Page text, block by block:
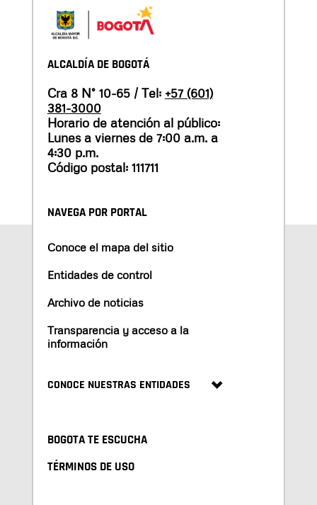
ALCALDÍA DE BOGOTÁ
Cra 8 N° 10-65 / Tel: +57 (601)
381-3000
Horario de atención al público:
Lunes a viernes de 7:00 a.m. a
4:30 p.m.
Código postal: 111711
NAVEGA POR PORTAL
Conoce el mapa del sitio
Entidades de control
Archivo de noticias
Transparencia y acceso a la
información
CONOCE NUESTRAS ENTIDADES
BOGOTA TE ESCUCHA
TÉRMINOS DE USO